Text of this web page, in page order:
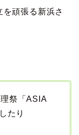
頑張る新浜さ
理祭「ASIA
たり